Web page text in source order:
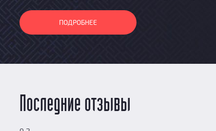
ПОДРОБНЕЕ
Последние отзывы